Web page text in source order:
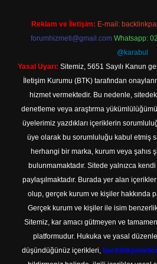
Reklam ve İletişim: E-mail:
forumhizmeti@gmail.com Whatsapp:
@karabul
Yasal Uyarı: Sitemiz, 5651 Sayılı Kanun
İletişim Kurumu (BTK) tarafından
hizmet vermektedir. Bu nedenle,
denetleme veya araştırma
üyelerimiz yazdıkları içeriklerin
üye olarak bu sorumluluğu kabul etmiş
herhangi bir marka, kurum veya şahıs
bulunmamaktadır. Sitede yalnızca kendi
paylaşılmaktadır. Burada yer alan
olup, gerçek kurum ve kişiler hakkında
Gerçek kurum ve kişiler ile isim
Sitemiz, kar amacı gütmeyen ve
platformudur. Hukuka ve yasal
düşündüğünüz içerikleri,